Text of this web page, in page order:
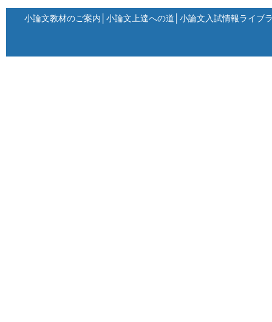
小論文教材のご案内 小論文上達への道 小論文入試情報ライブ